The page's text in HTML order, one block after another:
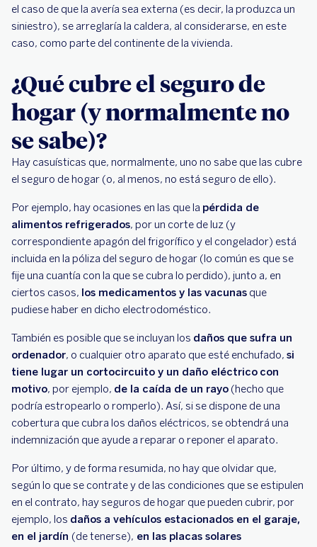
el caso de que la avería sea externa (es decir, la produzca un
siniestro), se arreglaría la caldera, al considerarse, en este
caso, como parte del continente de la vivienda.
¿Qué cubre el seguro de
hogar (y normalmente no
se sabe)?
Hay casuísticas que, normalmente, uno no sabe que las cubre
el seguro de hogar (o, al menos, no está seguro de ello).
Por ejemplo, hay ocasiones en las que la pérdida de
alimentos refrigerados, por un corte de luz (y
correspondiente apagón del frigorífico y el congelador) está
incluida en la póliza del seguro de hogar (lo común es que se
fije una cuantía con la que se cubra lo perdido), junto a, en
ciertos casos, los medicamentos y las vacunas que
pudiese haber en dicho electrodoméstico.
También es posible que se incluyan los daños que sufra un
ordenador, o cualquier otro aparato que esté enchufado, si
tiene lugar un cortocircuito y un daño eléctrico con
motivo, por ejemplo, de la caída de un rayo (hecho que
podría estropearlo o romperlo). Así, si se dispone de una
cobertura que cubra los daños eléctricos, se obtendrá una
indemnización que ayude a reparar o reponer el aparato.
Por último, y de forma resumida, no hay que olvidar que,
según lo que se contrate y de las condiciones que se estipulen
en el contrato, hay seguros de hogar que pueden cubrir, por
ejemplo, los daños a vehículos estacionados en el garaje,
en el jardín (de tenerse), en las placas solares